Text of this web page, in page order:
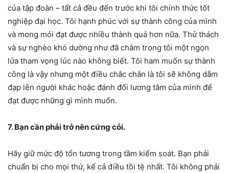
của tập đoàn – tất cả đều đến trước khi tôi chính thức tốt
nghiệp đại học. Tôi hạnh phúc với sự thành công của mình
và mong mỏi đạt được nhiều thành quả hơn nữa. Thử thách
và sự nghèo khó dường như đã châm trong tôi một ngọn
lửa tham vọng lúc nào không biết. Tôi ham muốn sự thành
công là vậy nhưng một điều chắc chắn là tôi sẽ không dẫm
đạp lên người khác hoặc đánh đổi lương tâm của mình để
đạt được những gì mình muốn.
7. Bạn cần phải trở nên cứng cỏi.
Hãy giữ mức độ tổn tương trong tầm kiểm soát. Bạn phải
chuẩn bị cho mọi thứ, kể cả điều tồi tệ nhất. Tôi không phải